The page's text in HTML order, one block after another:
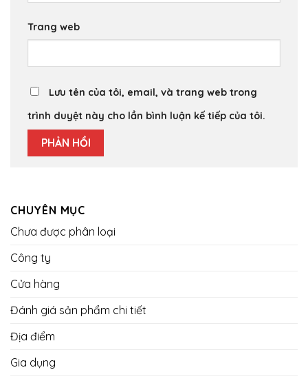
Trang web
Lưu tên của tôi, email, và trang web trong
trình duyệt này cho lần bình luận kế tiếp của tôi.
CHUYÊN MỤC
Chưa được phân loại
Công ty
Cửa hàng
Đánh giá sản phẩm chi tiết
Địa điểm
Gia dụng